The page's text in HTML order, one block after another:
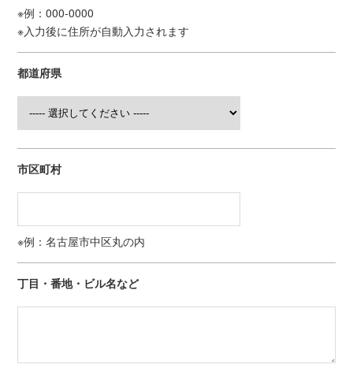
※例：000-0000
※入力後に住所が自動入力されます
都道府県
市区町村
※例：名古屋市中区丸の内
丁目・番地・ビル名など